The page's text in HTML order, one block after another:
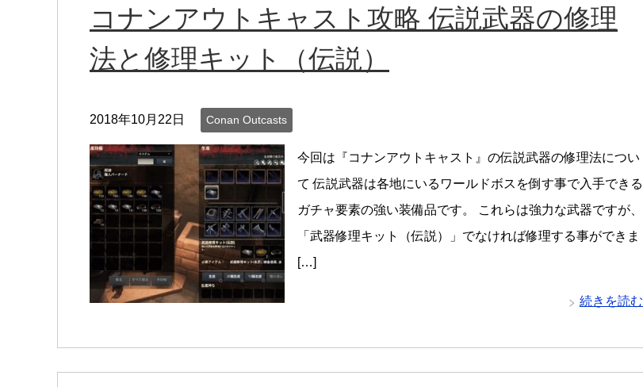
コナンアウトキャスト攻略 伝説武器の修理
法と修理キット（伝説）
2018年10月22日 Conan Outcasts
今回は『コナンアウトキャスト』の伝説武器の修理法につい
て 伝説武器は各地にいるワールドボスを倒す事で入手できる
ガチャ要素の強い装備品です。 これらは強力な武器ですが、
「武器修理キット（伝説）」でなければ修理する事ができま
[…]
続きを読む